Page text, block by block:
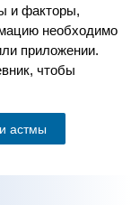
и факторы,
необходимо
приложении.
чтобы
астмы